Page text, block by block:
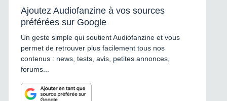
Ajoutez Audiofanzine à vos sources
préférées sur Google
Un geste simple qui soutient Audiofanzine et vous
permet de retrouver plus facilement tous nos
contenus : news, tests, avis, petites annonces,
forums...